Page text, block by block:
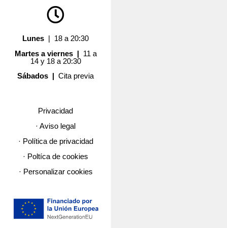
Lunes | 18 a 20:30
Martes a viernes | 11 a
14 y 18 a 20:30
Sábados |Cita previa
Privacidad
· Aviso legal
· Política de privacidad
· Poltíca de cookies
· Personalizar cookies